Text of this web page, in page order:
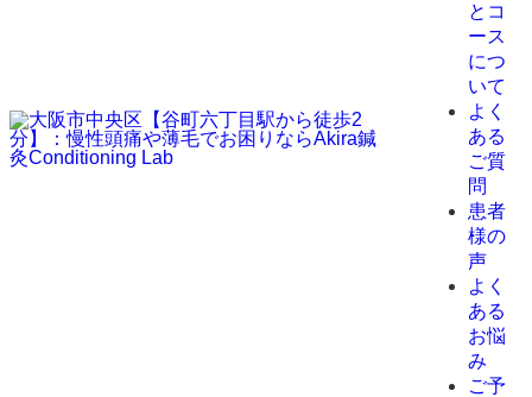
とコ
ース
につ
いて
よく
ある
ご質
問
患者
様の
声
よく
ある
お悩
み
ご予